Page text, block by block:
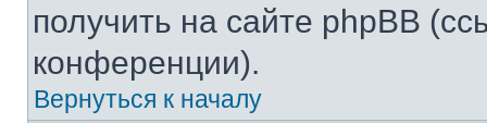
получить на сайте phpBB
конференции).
Вернуться к началу